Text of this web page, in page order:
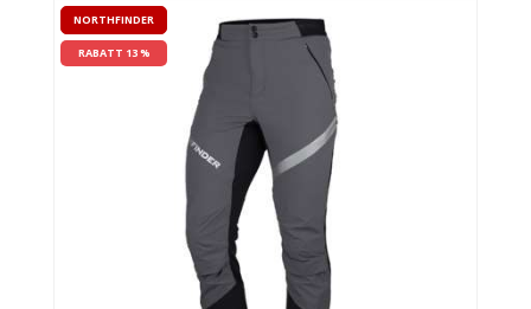
NORTHFINDER
RABATT 13 %